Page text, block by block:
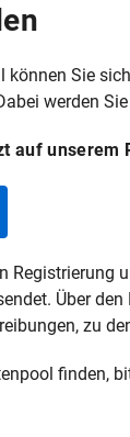
können Sie
werden
auf unserem
Registrierung
Über
zu
finden,